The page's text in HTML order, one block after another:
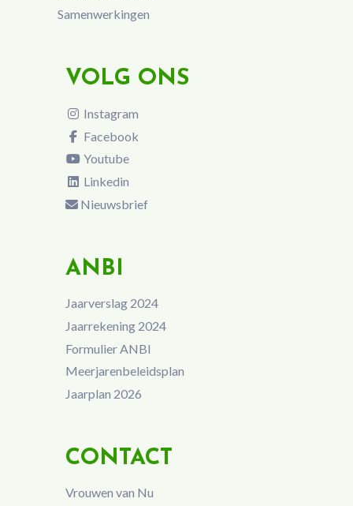
Samenwerkingen
VOLG ONS
Instagram
Facebook
Youtube
Linkedin
Nieuwsbrief
ANBI
Jaarverslag 2024
Jaarrekening 2024
Formulier ANBI
Meerjarenbeleidsplan
Jaarplan 2026
CONTACT
Vrouwen van Nu